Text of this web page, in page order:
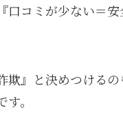
口コミが少ない＝
欺』と決めつけるの
。